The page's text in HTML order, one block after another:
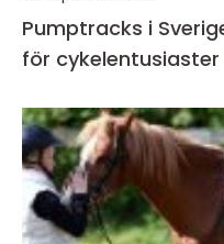
Pumptracks i
för cykelentusiaster